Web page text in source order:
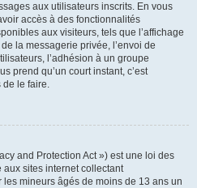
aux utilisateurs inscrits. En vous
accès à des fonctionnalités
aux visiteurs, tels que l’affichage
la messagerie privée, l’envoi de
l’adhésion à un groupe
prend qu’un court instant, c’est
de le faire.
and Protection Act ») est une loi des
aux sites internet collectant
mineurs âgés de moins de 13 ans un